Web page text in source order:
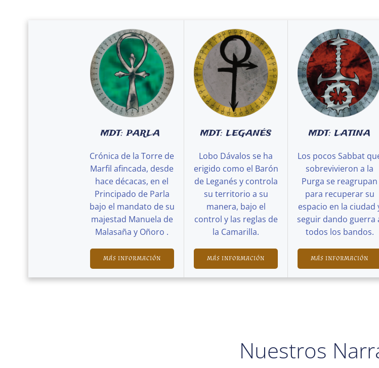
MDT: PARLA
Crónica de la Torre de
Marfil afincada, desde
hace décacas, en el
Principado de Parla
bajo el mandato de su
majestad Manuela de
Malasaña y Oñoro .
MÁS INFORMACIÓN
MDT: LEGANÉS
Lobo Dávalos se ha
erigido como el Barón
de Leganés y controla
su territorio a su
manera, bajo el
control y las reglas de
la Camarilla.
MÁS INFORMACIÓN
MDT: LATINA
Los pocos Sabbat
sobrevivieron a la
Purga se reagrupan
para recuperar su
espacio en la ciudad
seguir dando guerra
todos los bandos.
MÁS INFORMACIÓN
Nuestros